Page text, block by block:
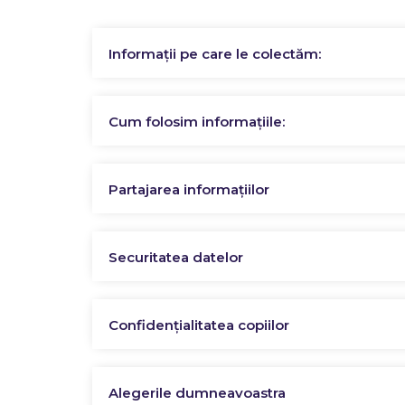
Informații pe care le colectăm:
Cum folosim informațiile:
Partajarea informațiilor
Securitatea datelor
Confidențialitatea copiilor
Alegerile dumneavoastra